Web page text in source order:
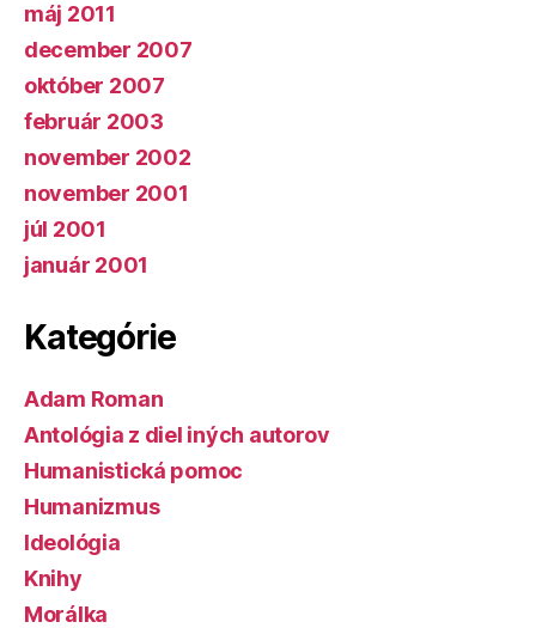
máj 2011
december 2007
október 2007
február 2003
november 2002
november 2001
júl 2001
január 2001
Kategórie
Adam Roman
Antológia z diel iných autorov
Humanistická pomoc
Humanizmus
Ideológia
Knihy
Morálka